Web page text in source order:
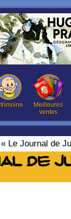
Meilleures
ventes
Le Journal de
de